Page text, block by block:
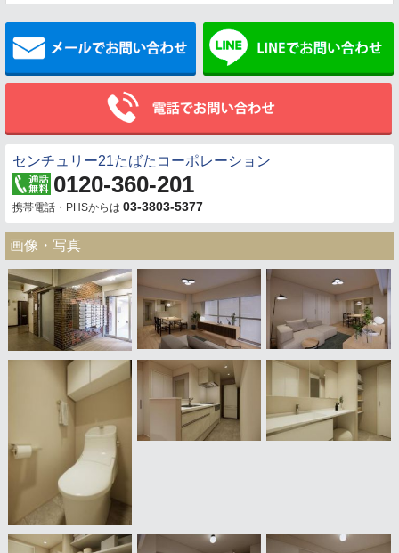
メールでお問い合わせ
センチュリー21たばたコーポレーション
0120-360-201
携帯電話・PHSからは 03-3803-5377
画像・写真